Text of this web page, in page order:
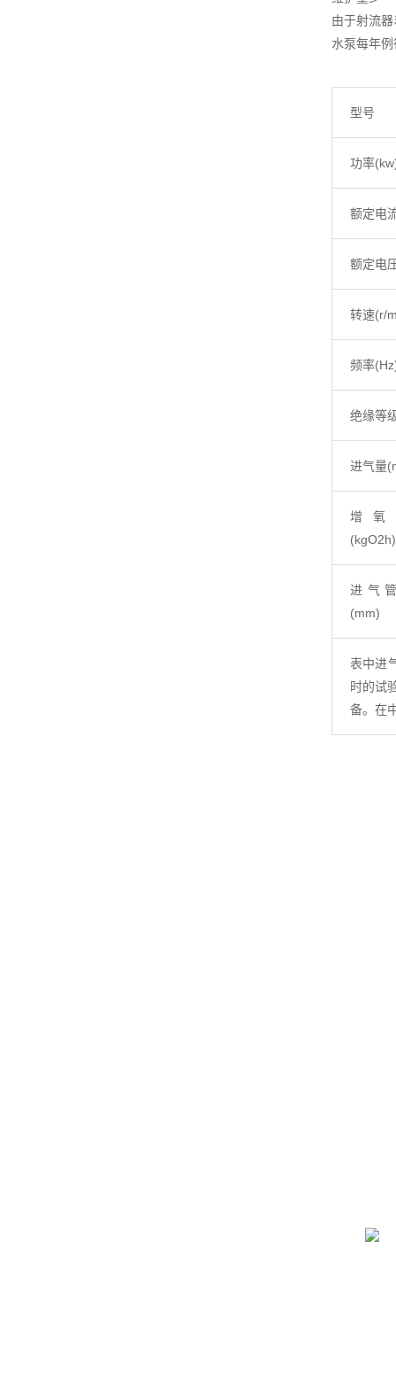
由于射流
水泵每年
型号
功率
额定电
额定电
转速(r/
频率
绝缘等
进气量
增氧
(kgO2h)
进气
(mm)
表中进
时的试
备。在